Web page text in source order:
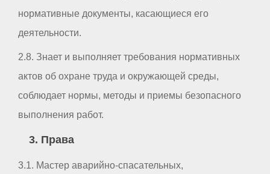
нормативные документы, касающиеся его
деятельности.
2.8. Знает и выполняет требования нормативных
актов об охране труда и окружающей среды,
соблюдает нормы, методы и приемы безопасного
выполнения работ.
3. Права
3.1. Мастер аварийно-спасательных,